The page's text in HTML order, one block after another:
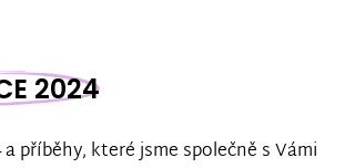
2024
a příběhy, které jsme společně s Vámi